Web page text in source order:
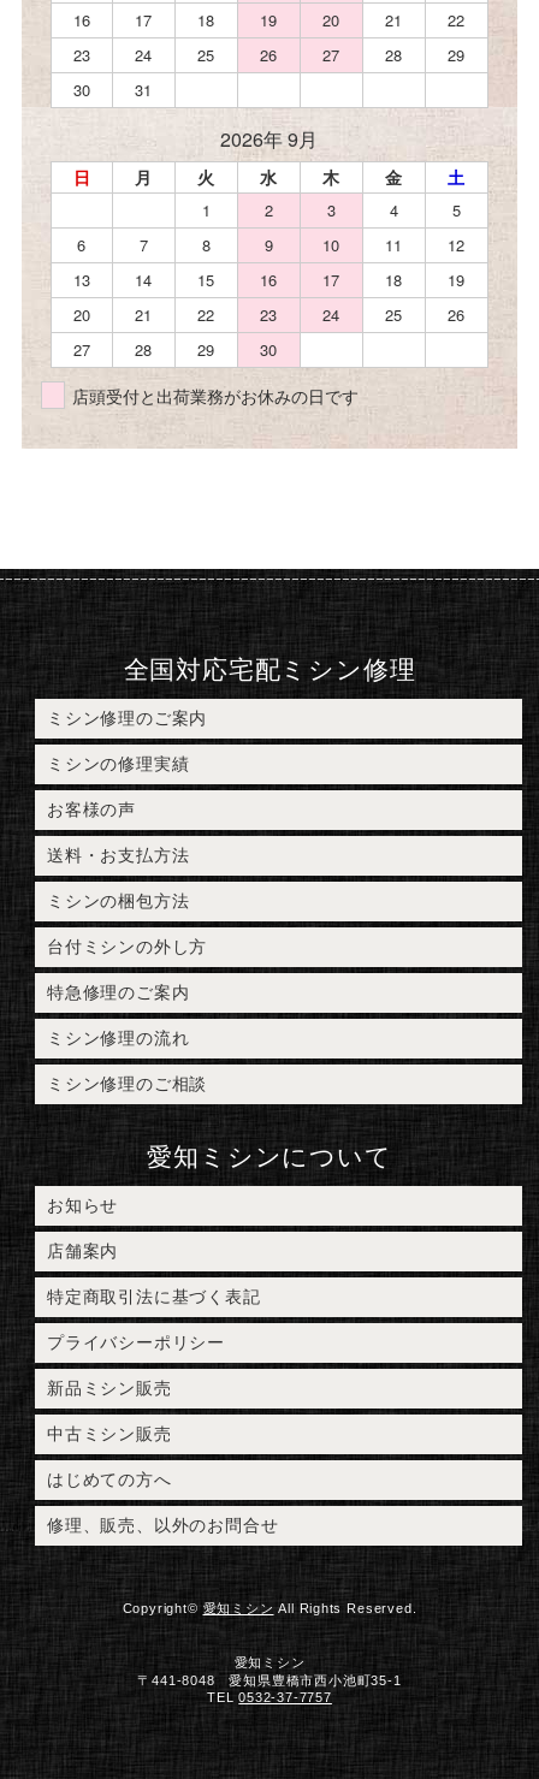
16
17 18 19 20 21
22
23
24 25 26 27 28
29
30
31
2026年 9月
日 月 火 水 木 金 土
1 2 3 4
5
6
7 8 9 10 11
12
13
14 15 16 17 18
19
20
21 22 23 24 25
26
27
28 29 30
店頭受付と出荷業務がお休みの日です
全国対応宅配ミシン修理
ミシン修理のご案内
ミシンの修理実績
お客様の声
送料・お支払方法
ミシンの梱包方法
台付ミシンの外し方
特急修理のご案内
ミシン修理の流れ
ミシン修理のご相談
愛知ミシンについて
お知らせ
店舗案内
特定商取引法に基づく表記
プライバシーポリシー
新品ミシン販売
中古ミシン販売
はじめての方へ
修理、販売、以外のお問合せ
Copyright© 愛知ミシン All Rights Reserved.
愛知ミシン
〒441-8048 愛知県豊橋市西小池町35-1
TEL0532-37-7757